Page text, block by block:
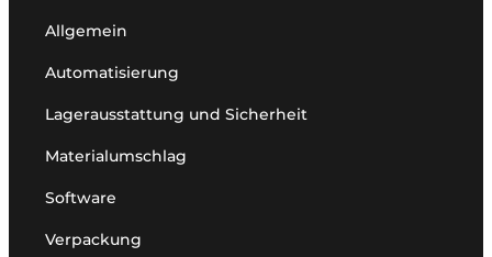
Allgemein
Automatisierung
Lagerausstattung und Sicherheit
Materialumschlag
Software
Verpackung